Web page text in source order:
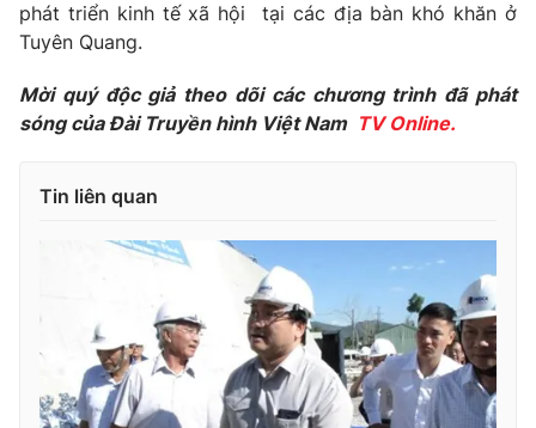
Emagazine Podcast
Photo Infographic
VTV Money VTV Thể thao
Bất động sản
Thị trường 24h Tấm lòng Việt
phát triển kinh tế xã hội tại các địa bàn khó khăn ở
Tuyên Quang.
Mời quý độc giả theo dõi các chương trình đã phát
sóng của Đài Truyền hình Việt Nam TV Online.
Tin liên quan